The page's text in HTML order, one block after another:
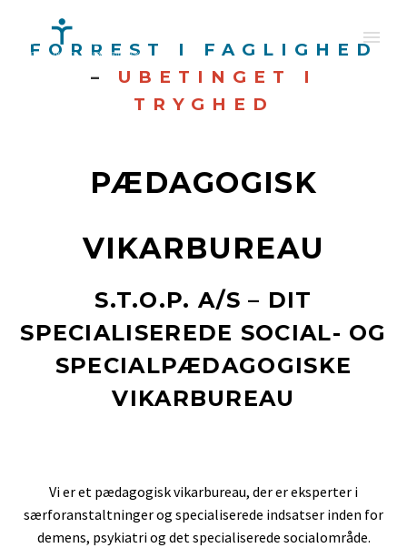
FORREST I FAGLIGHED
–
UBETINGET I
TRYGHED
PÆDAGOGISK
VIKARBUREAU
S.T.O.P. A/S – DIT
SPECIALISEREDE SOCIAL- OG
SPECIALPÆDAGOGISKE
VIKARBUREAU
Vi er et pædagogisk vikarbureau, der er eksperter i
særforanstaltninger og specialiserede indsatser inden for
demens, psykiatri og det specialiserede socialområde.